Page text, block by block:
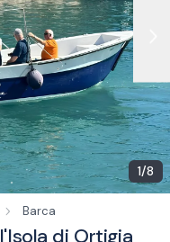
1/8
Barca
di Ortigia